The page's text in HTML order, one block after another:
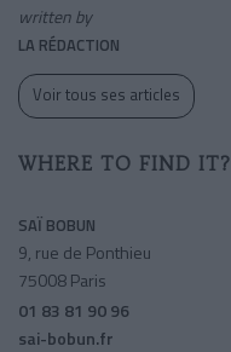
written by
LA RÉDACTION
Voir tous ses articles
WHERE TO FIND IT?
SAÏ BOBUN
9, rue de Ponthieu
75008 Paris
01 83 81 90 96
sai-bobun.fr